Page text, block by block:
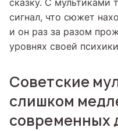
сигнал, что сюжет
и он раз за разом
уровнях своей
Советские
слишком
современных